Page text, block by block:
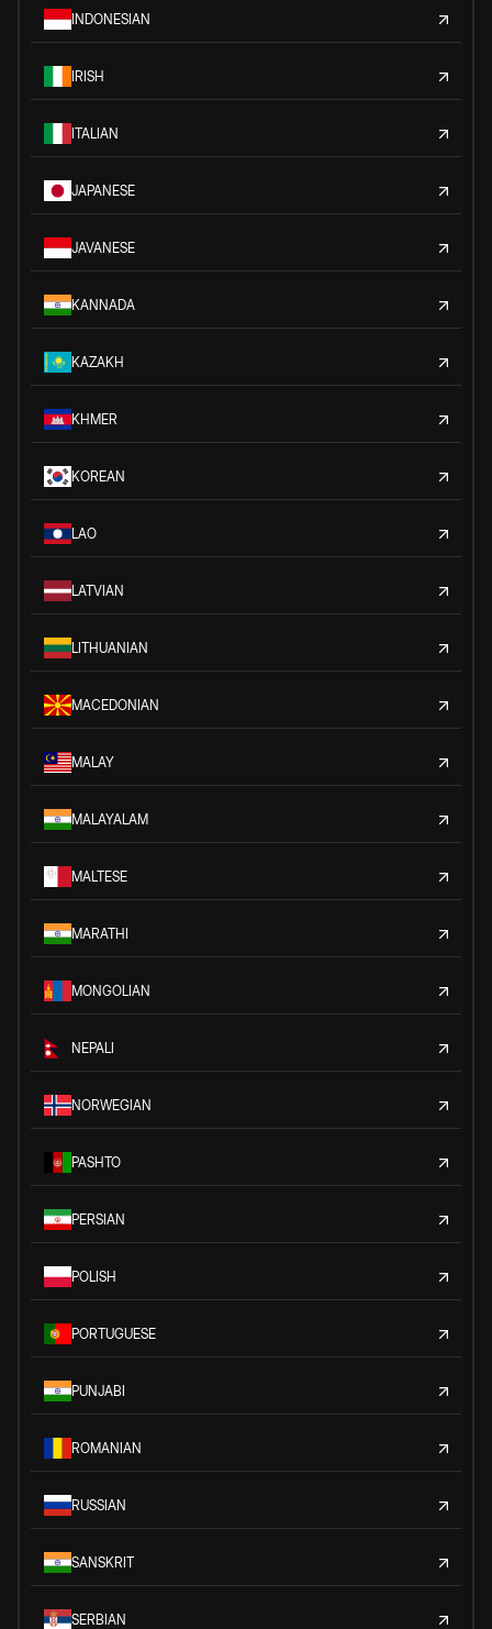
INDONESIAN
IRISH
ITALIAN
JAPANESE
JAVANESE
KANNADA
KAZAKH
KHMER
KOREAN
LAO
LATVIAN
LITHUANIAN
MACEDONIAN
MALAY
MALAYALAM
MALTESE
MARATHI
MONGOLIAN
NEPALI
NORWEGIAN
PASHTO
PERSIAN
POLISH
PORTUGUESE
PUNJABI
ROMANIAN
RUSSIAN
SANSKRIT
SERBIAN